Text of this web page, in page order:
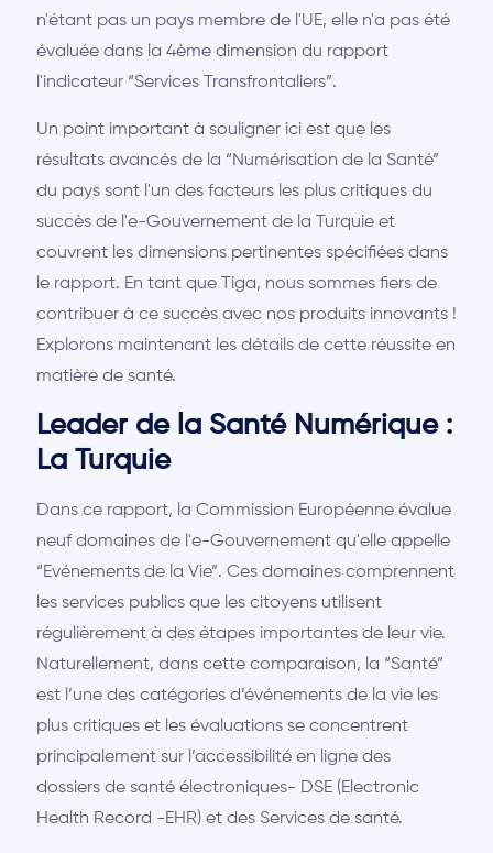
n'étant pas un pays membre de l'UE, elle n'a pas été
évaluée dans la 4ème dimension du rapport
l'indicateur “Services Transfrontaliers”.
Un point important à souligner ici est que les
résultats avancés de la “Numérisation de la Santé”
du pays sont l'un des facteurs les plus critiques du
succès de l'e-Gouvernement de la Turquie et
couvrent les dimensions pertinentes spécifiées dans
le rapport. En tant que Tiga, nous sommes fiers de
contribuer à ce succès avec nos produits innovants !
Explorons maintenant les détails de cette réussite en
matière de santé.
Leader de la Santé Numérique :
La Turquie
Dans ce rapport, la Commission Européenne évalue
neuf domaines de l'e-Gouvernement qu'elle appelle
“Evénements de la Vie”. Ces domaines comprennent
les services publics que les citoyens utilisent
régulièrement à des étapes importantes de leur vie.
Naturellement, dans cette comparaison, la “Santé”
est l’une des catégories d’événements de la vie les
plus critiques et les évaluations se concentrent
principalement sur l’accessibilité en ligne des
dossiers de santé électroniques- DSE (Electronic
Health Record -EHR) et des Services de santé.